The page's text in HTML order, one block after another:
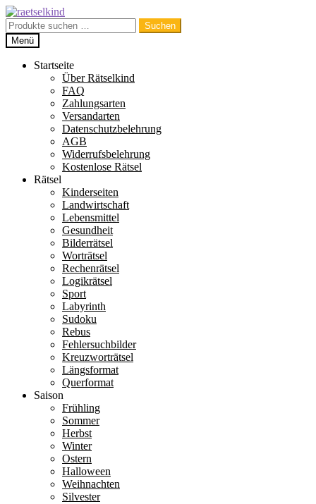
Zur
Navigation
springen
Zum
Inhalt
springen
Suchen
nach:
Suchen
Menü
Startseite
Über Rätselkind
FAQ
Zahlungsarten
Versandarten
Datenschutzbelehrung
AGB
Widerrufsbelehrung
Kostenlose Rätsel
Rätsel
Kinderseiten
Landwirtschaft
Lebensmittel
Gesundheit
Bilderrätsel
Worträtsel
Rechenrätsel
Logikrätsel
Sport
Labyrinth
Sudoku
Rebus
Fehlersuchbilder
Kreuzworträtsel
Längsformat
Querformat
Saison
Frühling
Sommer
Herbst
Winter
Ostern
Halloween
Weihnachten
Silvester